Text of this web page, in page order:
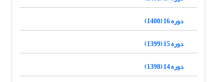
دوره 16 (1400)
دوره 15 (1399)
دوره 14 (1398)